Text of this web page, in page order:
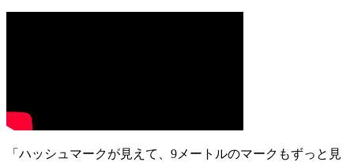
「ハッシュマークが見えて、9メートルのマークもずっと見